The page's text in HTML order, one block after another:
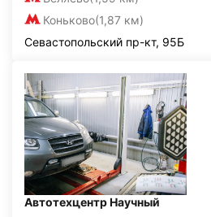
Коньково(1,87 км)
Севастопольский пр-кт, 95Б
Автотехцентр Научный